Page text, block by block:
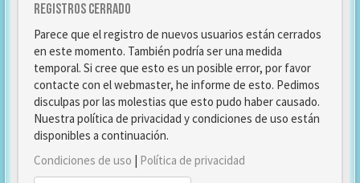
Registros cerrado
Parece que el registro de nuevos usuarios están cerrados
en este momento. También podría ser una medida
temporal. Si cree que esto es un posible error, por favor
contacte con el webmaster, he informe de esto. Pedimos
disculpas por las molestias que esto pudo haber causado.
Nuestra política de privacidad y condiciones de uso están
disponibles a continuación.
Condiciones de uso | Política de privacidad